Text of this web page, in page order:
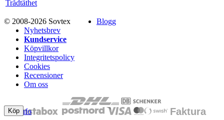
Mer info
Trådtäthet
© 2008-2026 Sovtex
Blogg
Nyhetsbrev
Kundservice
Köpvillkor
Integritetspolicy
Cookies
Recensioner
Om oss